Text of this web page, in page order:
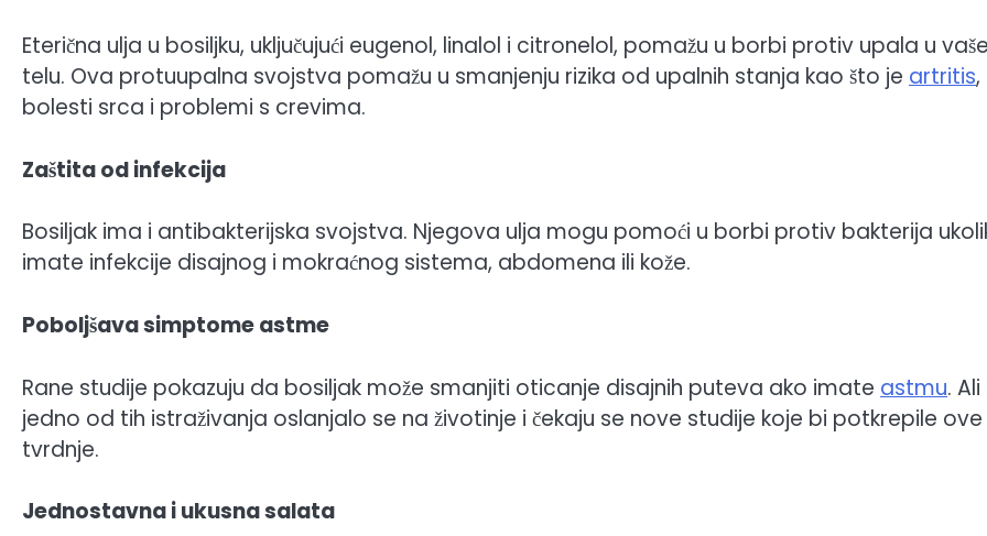
Eterična ulja u bosiljku, uključujući eugenol, linalol i citronelol, pomažu u borbi protiv upala u
telu. Ova protuupalna svojstva pomažu u smanjenju rizika od upalnih stanja kao što je artritis,
bolesti srca i problemi s crevima.
Zaštita od infekcija
Bosiljak ima i antibakterijska svojstva. Njegova ulja mogu pomoći u borbi protiv bakterija
imate infekcije disajnog i mokraćnog sistema, abdomena ili kože.
Poboljšava simptome astme
Rane studije pokazuju da bosiljak može smanjiti oticanje disajnih puteva ako imate astmu. Ali
jedno od tih istraživanja oslanjalo se na životinje i čekaju se nove studije koje bi potkrepile ove
tvrdnje.
Jednostavna i ukusna salata